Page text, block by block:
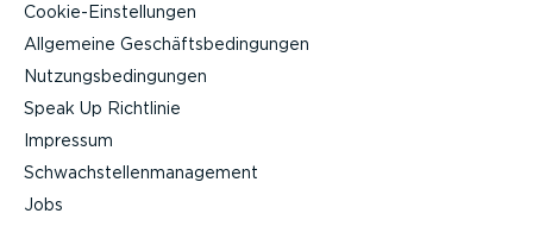
Cookie-Ein­stel­lungen
Allgemeine Geschäfts­be­din­gungen
Nutzungs­be­din­gungen
Speak Up Richtlinie
Impressum
Schwach­stel­len­ma­nagement
Jobs